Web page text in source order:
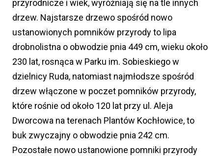
przyrodnicze i wiek, wyróżniają się na tle innych
drzew. Najstarsze drzewo spośród nowo
ustanowionych pomników przyrody to lipa
drobnolistna o obwodzie pnia 449 cm, wieku około
230 lat, rosnąca w Parku im. Sobieskiego w
dzielnicy Ruda, natomiast najmłodsze spośród
drzew włączone w poczet pomników przyrody,
które rośnie od około 120 lat przy ul. Aleja
Dworcowa na terenach Plantów Kochłowice, to
buk zwyczajny o obwodzie pnia 242 cm.
Pozostałe nowo ustanowione pomniki przyrody